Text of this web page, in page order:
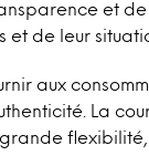
et
et de leur
aux
La